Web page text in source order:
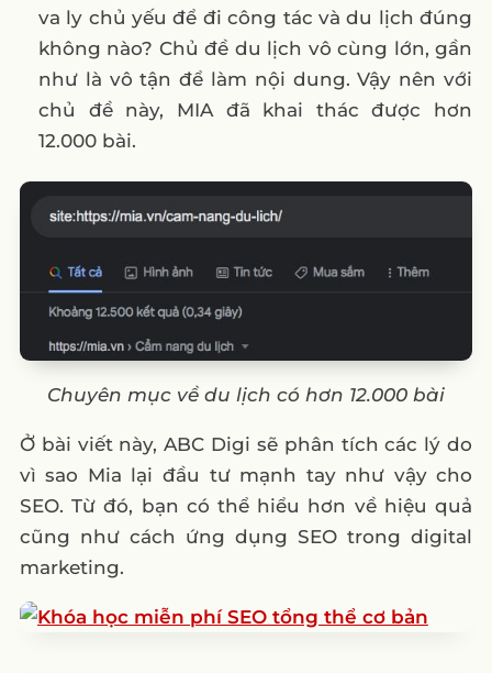
va ly chủ yếu để đi công tác và du lịch đúng
không nào? Chủ đề du lịch vô cùng lớn, gần
như là vô tận để làm nội dung. Vậy nên với
chủ đề này, MIA đã khai thác được hơn
12.000 bài.
Chuyên mục về du lịch có hơn 12.000 bài
Ở bài viết này, ABC Digi sẽ phân tích các lý do
vì sao Mia lại đầu tư mạnh tay như vậy cho
SEO. Từ đó, bạn có thể hiểu hơn về hiệu quả
cũng như cách ứng dụng SEO trong digital
marketing.